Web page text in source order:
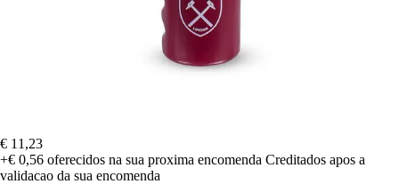
€ 11,23
+€ 0,56 oferecidos na sua proxima encomenda Creditados apos a
validacao da sua encomenda